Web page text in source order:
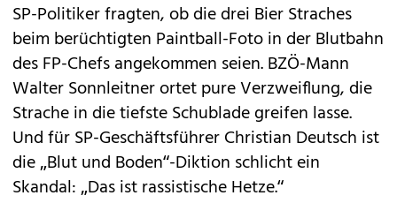
SP-Politiker fragten, ob die drei Bier Straches
beim berüchtigten Paintball-Foto in der Blutbahn
des FP-Chefs angekommen seien. BZÖ-Mann
Walter Sonnleitner ortet pure Verzweiflung, die
Strache in die tiefste Schublade greifen lasse.
Und für SP-Geschäftsführer Christian Deutsch ist
die „Blut und Boden“-Diktion schlicht ein
Skandal: „Das ist rassistische Hetze.“